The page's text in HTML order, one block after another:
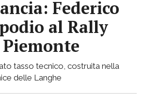
Federico
al Rally
tasso tecnico, costruita nella
delle Langhe